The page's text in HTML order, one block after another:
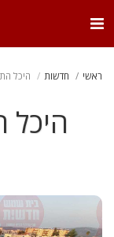
ראשי חדשות היכל